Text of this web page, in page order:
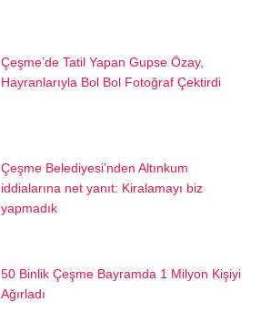
Çeşme’de Tatil Yapan Gupse Özay,
Hayranlarıyla Bol Bol Fotoğraf Çektirdi
Çeşme Belediyesi’nden Altınkum
iddialarına net yanıt: Kiralamayı biz
yapmadık
50 Binlik Çeşme Bayramda 1 Milyon Kişiyi
Ağırladı